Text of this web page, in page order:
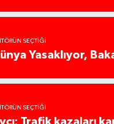
SEÇTIĞI
Yasaklıyor,
SEÇTIĞI